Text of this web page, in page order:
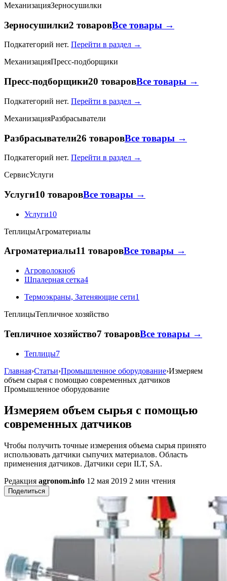
МеханизацияЗерносушилки
Зерносушилки2 товаровВсе товары →
Подкатегорий нет. Перейти в раздел →
МеханизацияПресс-подборщики
Пресс-подборщики20 товаровВсе товары →
Подкатегорий нет. Перейти в раздел →
МеханизацияРазбрасыватели
Разбрасыватели26 товаровВсе товары →
Подкатегорий нет. Перейти в раздел →
СервисУслуги
Услуги10 товаровВсе товары →
Услуги10
ТеплицыАгроматериалы
Агроматериалы11 товаровВсе товары →
Агроволокно6
Шпалерная сетка4
Термоэкраны, Затеняющие сети1
ТеплицыТепличное хозяйство
Тепличное хозяйство7 товаровВсе товары →
Теплицы7
Главная›Статьи›Промышленное оборудование›Измеряем
объем сырья с помощью современных датчиков
Промышленное оборудование
Измеряем объем сырья с помощью
современных датчиков
Чтобы получить точные измерения объема сырья принято
использовать датчики сыпучих материалов. Область
применения датчиков. Датчики сери ILT, SA.
Редакция agronom.info 12 мая 2019 2 мин чтения
Поделиться